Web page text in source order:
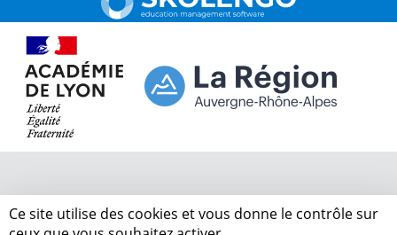
Ce site utilise des cookies et vous donne le contrôle sur